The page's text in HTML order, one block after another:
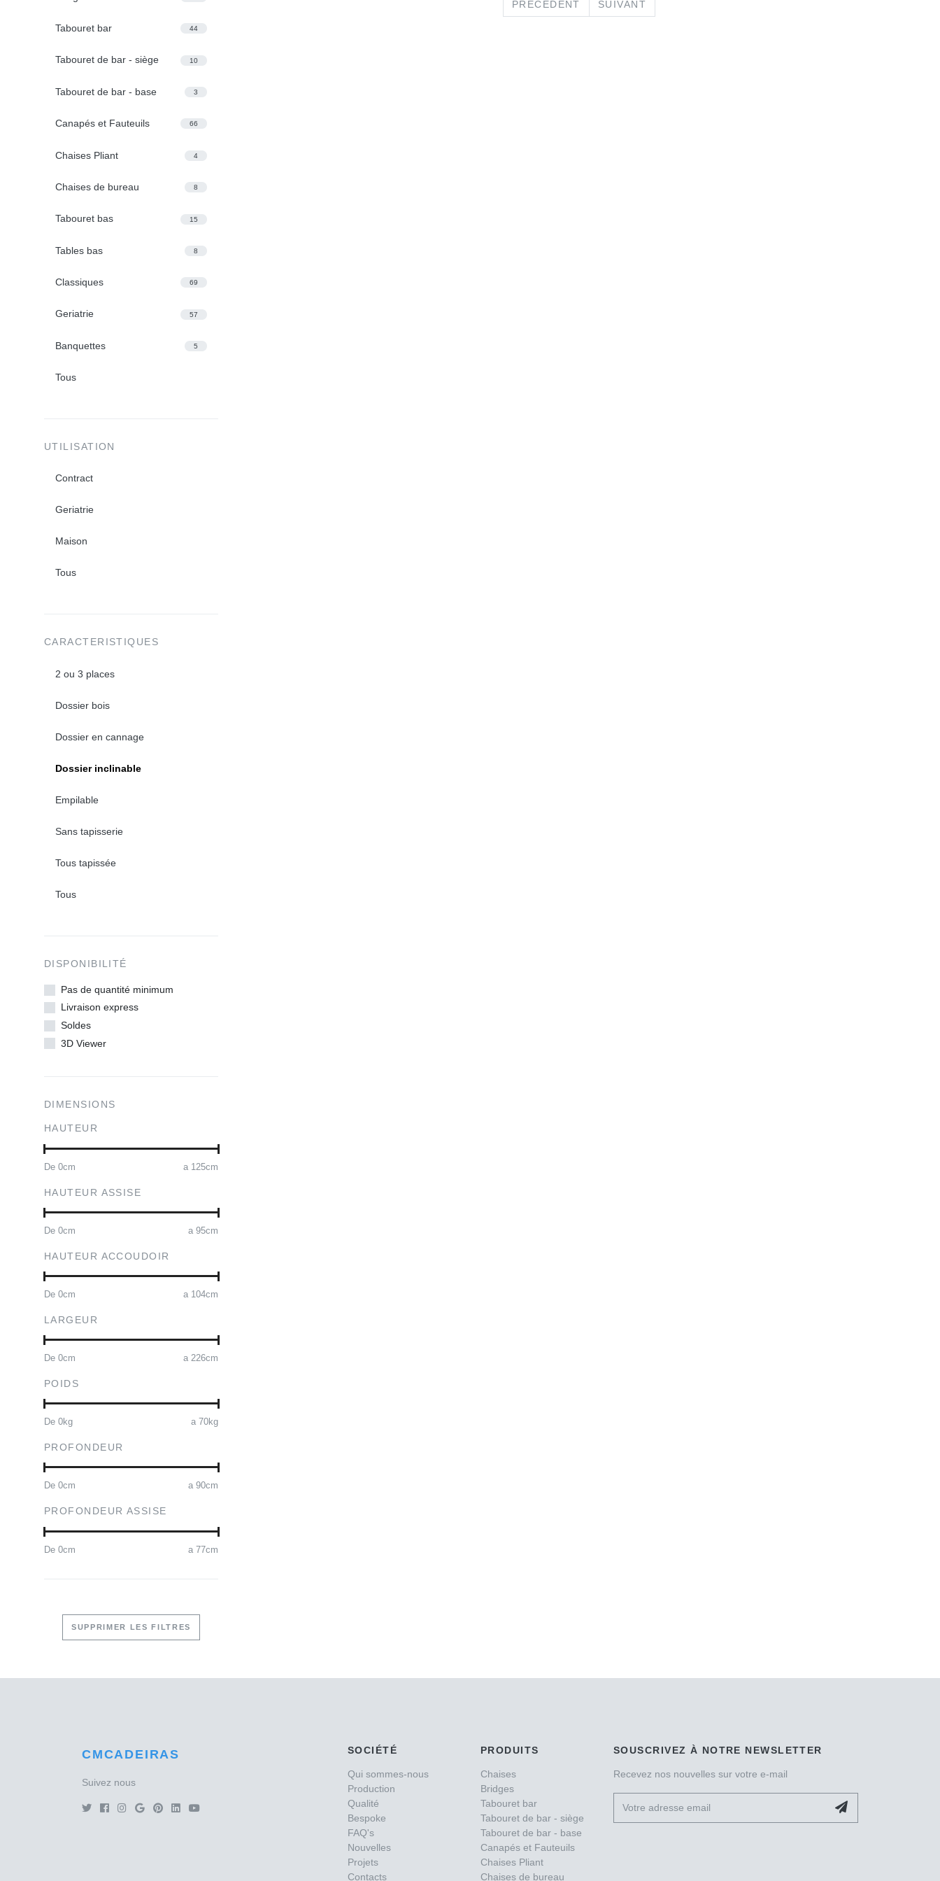
PRÉCÉDENT PREVIOUS
SUIVANT
Tabouret bar 44
Tabouret de bar - siège 10
Tabouret de bar - base 3
Canapés et Fauteuils 66
Chaises Pliant 4
Chaises de bureau 8
Tabouret bas 15
Tables bas 8
Classiques 69
Geriatrie 57
Banquettes 5
Tous
UTILISATION
Contract
Geriatrie
Maison
Tous
CARACTERISTIQUES
2 ou 3 places
Dossier bois
Dossier en cannage
Dossier inclinable
Empilable
Sans tapisserie
Tous tapissée
Tous
DISPONIBILITÉ
Pas de quantité minimum
Livraison express
Soldes
3D Viewer
DIMENSIONS
HAUTEUR
De 0cm a 125cm
HAUTEUR ASSISE
De 0cm a 95cm
HAUTEUR ACCOUDOIR
De 0cm a 104cm
LARGEUR
De 0cm a 226cm
POIDS
De 0kg a 70kg
PROFONDEUR
De 0cm a 90cm
PROFONDEUR ASSISE
De 0cm a 77cm
SUPPRIMER LES FILTRES
CMCADEIRAS
Suivez nous
SOCIÉTÉ
Qui sommes-nous
Production
Qualité
Bespoke
FAQ's
Nouvelles
Projets
Contacts
PRODUITS
Chaises
Bridges
Tabouret bar
Tabouret de bar - siège
Tabouret de bar - base
Canapés et Fauteuils
Chaises Pliant
Chaises de bureau
SOUSCRIVEZ À NOTRE NEWSLETTER
Recevez nos nouvelles sur votre e-mail